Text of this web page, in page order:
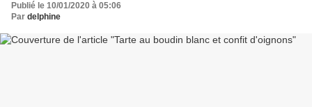
Publié le 10/01/2020 à 05:06
Par delphine